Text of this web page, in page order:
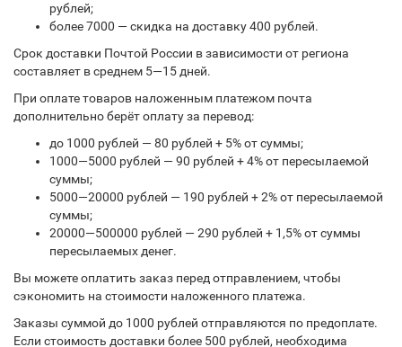
рублей;
более 7000 — скидка на доставку 400 рублей.
Срок доставки Почтой России в зависимости от региона
составляет в среднем 5—15 дней.
При оплате товаров наложенным платежом почта
дополнительно берёт оплату за перевод:
до 1000 рублей — 80 рублей + 5% от суммы;
1000—5000 рублей — 90 рублей + 4% от пересылаемой
суммы;
5000—20000 рублей — 190 рублей + 2% от пересылаемой
суммы;
20000—500000 рублей — 290 рублей + 1,5% от суммы
пересылаемых денег.
Вы можете оплатить заказ перед отправлением, чтобы
сэкономить на стоимости наложенного платежа.
Заказы суммой до 1000 рублей отправляются по предоплате.
Если стоимость доставки более 500 рублей, необходима